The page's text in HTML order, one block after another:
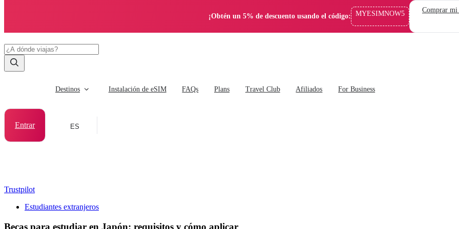
¡Obtén un 5% de descuento usando el código: MYESIMNOW5 Comprar
Destinos Instalación de eSIM FAQs Plans Travel Club Afiliados For Business
Entrar ES
Trustpilot
Estudiantes extranjeros
Becas para estudiar en Japón: requisitos y cómo aplicar